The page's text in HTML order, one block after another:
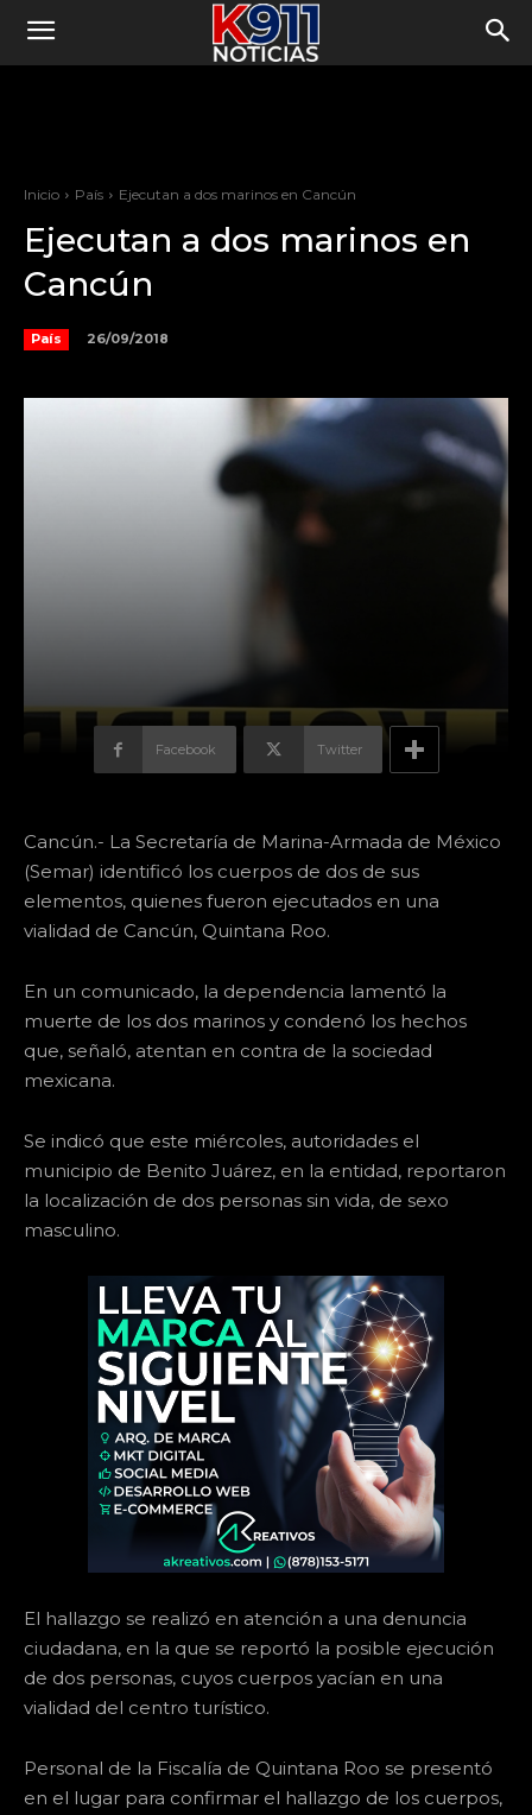
Inicio País Ejecutan a dos marinos en Cancún
Ejecutan a dos marinos en
Cancún
País 26/09/2018
Facebook Twitter
Cancún.- La Secretaría de Marina-Armada de México
(Semar) identificó los cuerpos de dos de sus
elementos, quienes fueron ejecutados en una
vialidad de Cancún, Quintana Roo.
En un comunicado, la dependencia lamentó la
muerte de los dos marinos y condenó los hechos
que, señaló, atentan en contra de la sociedad
mexicana.
Se indicó que este miércoles, autoridades el
municipio de Benito Juárez, en la entidad, reportaron
la localización de dos personas sin vida, de sexo
masculino.
El hallazgo se realizó en atención a una denuncia
ciudadana, en la que se reportó la posible ejecución
de dos personas, cuyos cuerpos yacían en una
vialidad del centro turístico.
Personal de la Fiscalía de Quintana Roo se presentó
en el lugar para confirmar el hallazgo de los cuerpos,